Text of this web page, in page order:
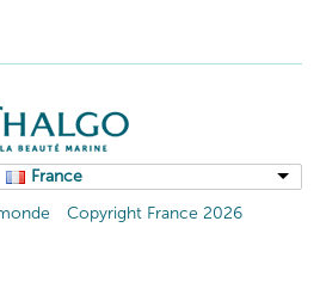
France
Copyright France 2026